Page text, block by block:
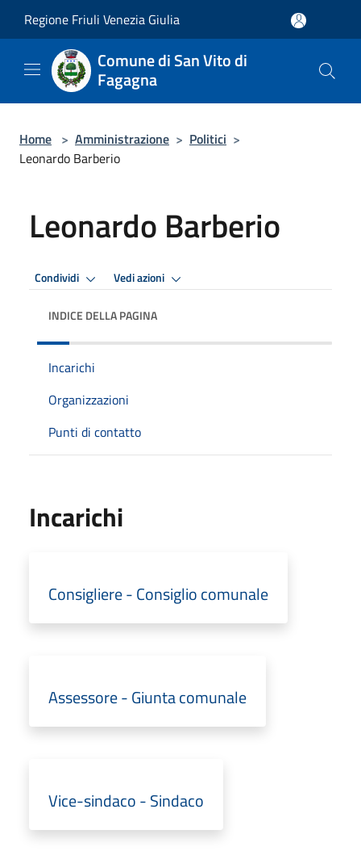
Regione Friuli Venezia Giulia
Comune di San Vito di
Fagagna
Home > Amministrazione > Politici >
Leonardo Barberio
Leonardo Barberio
Condividi Vedi azioni
INDICE DELLA PAGINA
Incarichi
Organizzazioni
Punti di contatto
Incarichi
Consigliere - Consiglio comunale
Assessore - Giunta comunale
Vice-sindaco - Sindaco